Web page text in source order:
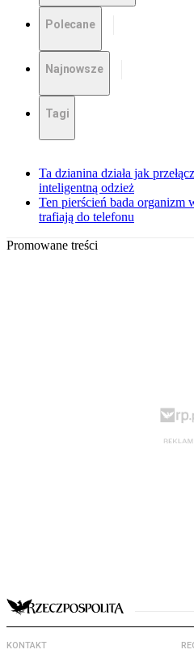
Polecane
Najnowsze
Tagi
Ta dzianina działa jak
inteligentną odzież
Ten pierścień bada organizm
trafiają do telefonu
Promowane treści
KONTAKT